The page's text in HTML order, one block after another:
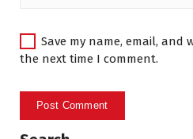
Save my name, email, and
the next time I comment.